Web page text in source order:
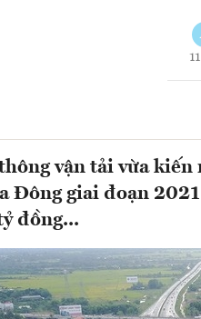
vận tải vừa kiến
Đông giai đoạn
đồng...